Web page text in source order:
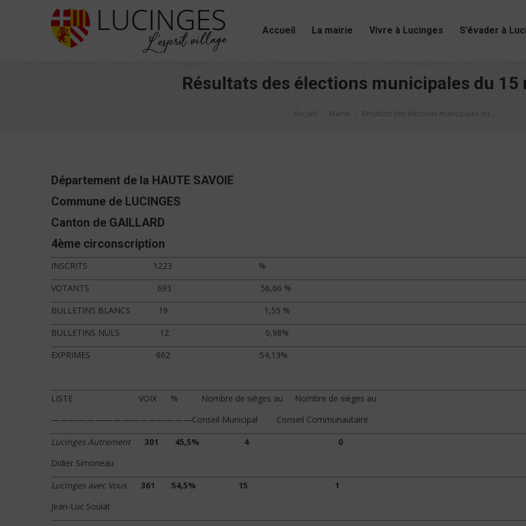
Accueil La mairie Vivre à Lucinges S’évader à
Résultats des élections municipales du 15
Accueil Mairie Résultats des élections municipales du…
Département de la HAUTE SAVOIE
Commune de LUCINGES
Canton de GAILLARD
4ème circonscription
INSCRITS 1223 %
VOTANTS 693 56,66 %
BULLETINS BLANCS 19 1,55 %
BULLETINS NULS 12 0,98%
EXPRIMES 662 54,13%
LISTE VOIX % Nombre de sièges au Nombre de sièges au
————————————————Conseil Municipal Conseil Communautaire
Lucinges Autrement
301 45,5% 4
0
Didier Simoneau
Lucinges avec Vous
361 54,5% 15 1
Jean-Luc Soulat